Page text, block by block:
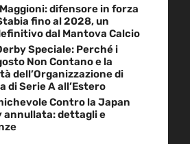
difensore in forza
fino al 2028, un
dal Mantova Calcio
Speciale: Perché i
Non Contano e la
dell’Organizzazione di
di Serie A all’Estero
Contro la Japan
annullata: dettagli e